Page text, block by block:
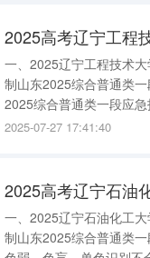
2025高考辽宁工程
一、2025辽宁工程技术
制山东2025综合普通类
2025综合普通类一段应
2025综合普通类一段机
2025-07-27 17:41:40
2025高考辽宁石油
一、2025辽宁石油化工
制山东2025综合普通类